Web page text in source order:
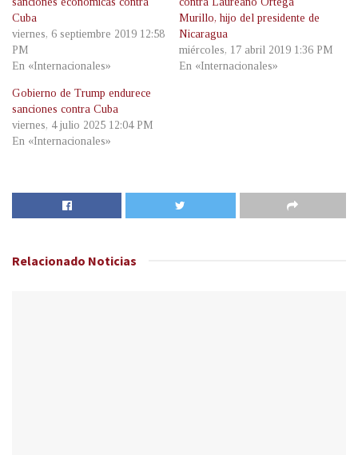
Cuba
viernes, 6 septiembre 2019 12:58
PM
En «Internacionales»
Murillo, hijo del presidente de
Nicaragua
miércoles, 17 abril 2019 1:36 PM
En «Internacionales»
Gobierno de Trump endurece
sanciones contra Cuba
viernes, 4 julio 2025 12:04 PM
En «Internacionales»
Relacionado Noticias